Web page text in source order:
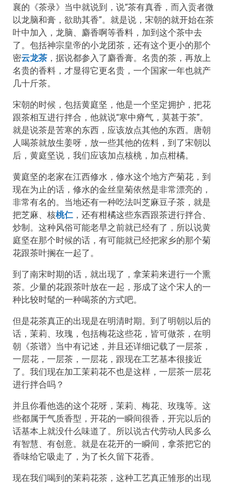
襄的《茶录》当中就说到，说“茶有真香，而入贡者微
以龙脑和膏，欲助其香”。就是说，宋朝的就开始在茶
叶中加入，龙脑、麝香啊等香料，加到这个茶中去
了。包括神宗皇帝的小龙团茶，还有这个更小的那个
密云龙茶 ，据说都参入了麝香膏。名贵的茶，再放上
名贵的香料，才显得它更名贵，一个国家一年也就产
几十斤茶。
宋朝的时候，包括黄庭坚，他是一个坚定拥护，把花
跟茶相互进行拌合，他就说“寒中瘠气，莫甚于茶”。
就是说茶是苦寒的东西，应该放点其他的东西。唐朝
人喝茶就放生姜呀，放一些其他的佐料，到了宋朝以
后，黄庭坚说，我们应该加点核桃，加点柑橘。
黄庭坚的老家在江西修水，修水这个地方产菊花，到
现在为止的话，修水的金丝皇菊依然是非常漂亮的，
非常有名的。当地还有一种吃法叫芝麻豆子茶，就是
把芝麻、核桃仁 ，还有柑橘这些东西跟茶进行拌合、
炒制。这种风俗可能老早之前就已经有了，所以说黄
庭坚在那个时候的话，有可能就已经把家乡的那个菊
花跟茶叶搁在一起了。
到了南宋时期的话，就出现了，拿茉莉来进行一个熏
茶。少量的花跟茶叶放在一起，形成了这个宋人的一
种比较时髦的一种喝茶的方式吧。
但是花茶真正的出现是在明清时期。到了明朝以后的
话，茉莉、玫瑰，包括梅花这些花，皆可做茶，在明
朝《茶谱》当中有记述，并且还详细记载了一层茶，
一层花，一层茶，一层花，跟现在工艺基本很接近
了。我们现在加工茉莉花不也是这样，一层茶一层花
进行拌合吗？
并且你看他选的这个花呀，茉莉、梅花、玫瑰等。这
些都属于气质香型，开花的一瞬间很香，开完以后的
话基本上就没什么味道了。所以说古代劳动人民多么
有智慧、有创意。就是在花开的一瞬间，拿茶把它的
香味给它吸走了，为了长久留下花香。
现在我们喝到的茉莉花茶，这种工艺真正雏形的出现